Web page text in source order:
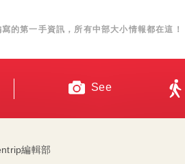
的第一手資訊，所有中部大小情報都在這！
See
編輯部